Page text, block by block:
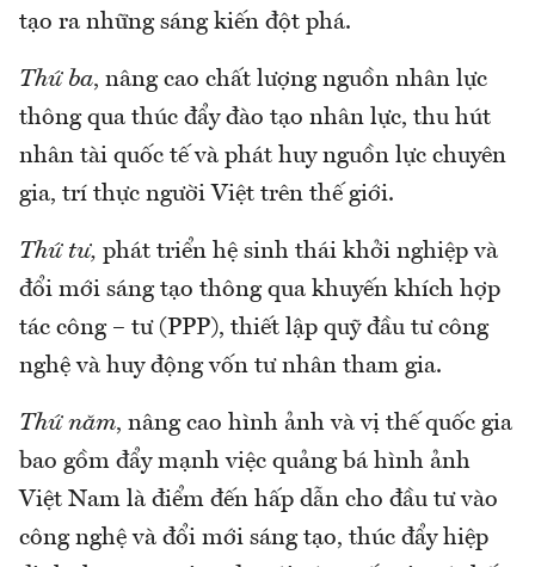
tạo ra những sáng kiến đột phá.
Thứ ba, nâng cao chất lượng nguồn nhân lực
thông qua thúc đẩy đào tạo nhân lực, thu hút
nhân tài quốc tế và phát huy nguồn lực chuyên
gia, trí thực người Việt trên thế giới.
Thứ tư, phát triển hệ sinh thái khởi nghiệp và
đổi mới sáng tạo thông qua khuyến khích hợp
tác công – tư (PPP), thiết lập quỹ đầu tư công
nghệ và huy động vốn tư nhân tham gia.
Thứ năm, nâng cao hình ảnh và vị thế quốc gia
bao gồm đẩy mạnh việc quảng bá hình ảnh
Việt Nam là điểm đến hấp dẫn cho đầu tư vào
công nghệ và đổi mới sáng tạo, thúc đẩy hiệp